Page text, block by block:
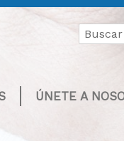
Buscar
por:
ÚNETE A